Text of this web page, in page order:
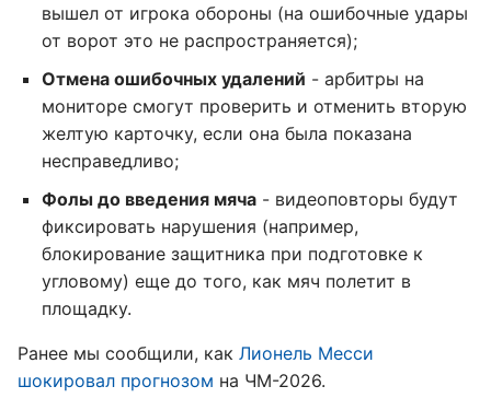
вышел от игрока обороны (на ошибочные удары
от ворот это не распространяется);
Отмена ошибочных удалений - арбитры на
мониторе смогут проверить и отменить вторую
желтую карточку, если она была показана
несправедливо;
Фолы до введения мяча - видеоповторы будут
фиксировать нарушения (например,
блокирование защитника при подготовке к
угловому) еще до того, как мяч полетит в
площадку.
Ранее мы сообщили, как Лионель Месси
шокировал прогнозом на ЧМ-2026.